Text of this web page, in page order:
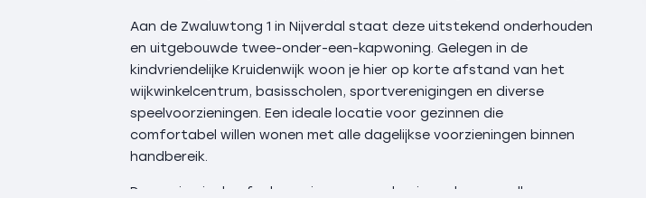
Aan de Zwaluwtong 1 in Nijverdal staat deze uitstekend onderhouden
en uitgebouwde twee-onder-een-kapwoning. Gelegen in de
kindvriendelijke Kruidenwijk woon je hier op korte afstand van het
wijkwinkelcentrum, basisscholen, sportverenigingen en diverse
speelvoorzieningen. Een ideale locatie voor gezinnen die
comfortabel willen wonen met alle dagelijkse voorzieningen binnen
handbereik.
De woning is de afgelopen jaren gemoderniseerd en van alle